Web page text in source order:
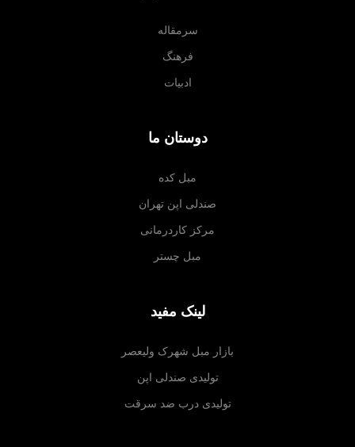
سرمقاله
فرهنگ
ادبیات
دوستان ما
مبل کده
صندلی اپن تهران
مرکز کاردرمانی
مبل چستر
لینک مفید
بازار مبل شهرک ولیعصر
تولیدی صندلی اپن
تولیدی درب ضد سرقت